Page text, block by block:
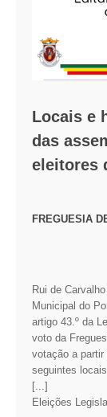
Locais e
das
eleitores
FREGUESIA
Rui de
Municipal do
artigo 43.º da
voto da
votação a partir
seguintes
[...]
Eleições